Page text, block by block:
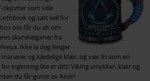
skjorter som ville
og satt seil for
oss får du alt om
skytshelgener fra
Ikke la deg lenger
manerer og kjedelige klær, og vær fri som en
ingenting lite er ditt! Viking smykker, klær og
du får gunst av Aesir!